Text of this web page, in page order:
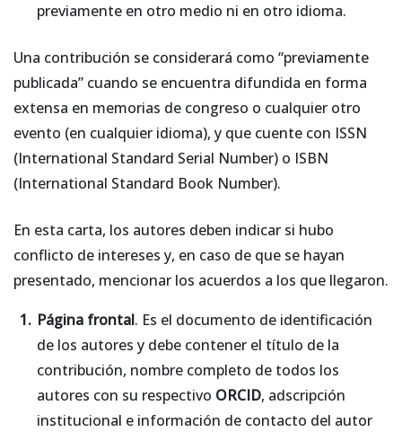
previamente en otro medio ni en otro idioma.
Una contribución se considerará como “previamente
publicada” cuando se encuentra difundida en forma
extensa en memorias de congreso o cualquier otro
evento (en cualquier idioma), y que cuente con ISSN
(International Standard Serial Number) o ISBN
(International Standard Book Number).
En esta carta, los autores deben indicar si hubo
conflicto de intereses y, en caso de que se hayan
presentado, mencionar los acuerdos a los que llegaron.
Página frontal. Es el documento de identificación
de los autores y debe contener el título de la
contribución, nombre completo de todos los
autores con su respectivo ORCID, adscripción
institucional e información de contacto del autor